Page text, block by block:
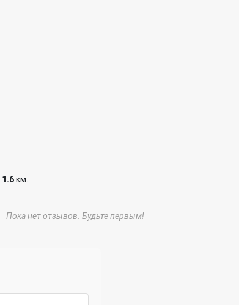
1.6км.
Пока нет отзывов. Будьте первым!